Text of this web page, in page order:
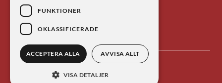
Kontakta oss
FUNKTIONER
OKLASSIFICERADE
ACCEPTERA ALLA AVVISA ALLT
VISA DETALJER